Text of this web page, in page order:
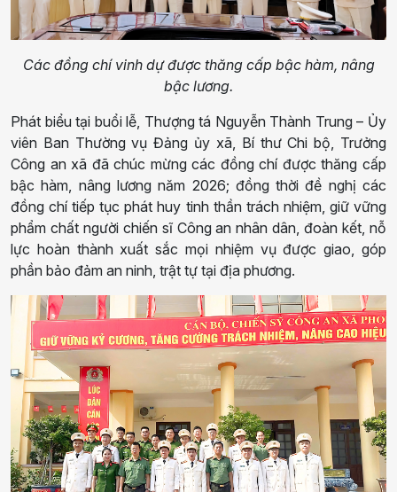
Các đồng chí vinh dự được thăng cấp bậc hàm, nâng
bậc lương.
Phát biểu tại buổi lễ, Thượng tá Nguyễn Thành Trung – Ủy
viên Ban Thường vụ Đảng ủy xã, Bí thư Chi bộ, Trưởng
Công an xã đã chúc mừng các đồng chí được thăng cấp
bậc hàm, nâng lương năm 2026; đồng thời đề nghị các
đồng chí tiếp tục phát huy tinh thần trách nhiệm, giữ vững
phẩm chất người chiến sĩ Công an nhân dân, đoàn kết, nỗ
lực hoàn thành xuất sắc mọi nhiệm vụ được giao, góp
phần bảo đảm an ninh, trật tự tại địa phương.